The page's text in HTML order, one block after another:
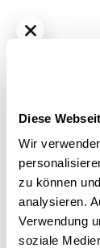
Diese
Wir
zu können
analysieren.
Verwendung
soziale
Hybrid - Sativa
BC Green
Bestrahlung: